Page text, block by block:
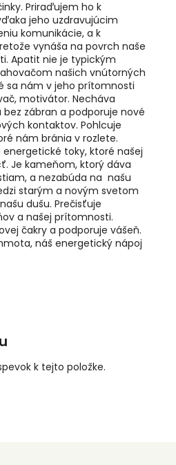
Priraďujem ho k
jeho uzdravujúcim
komunikácie, a k
vynáša na povrch naše
Apatit nie je typickým
našich vnútorných
sa nám v jeho prítomnosti
motivátor. Necháva
zábran a podporuje nové
kontaktov. Pohlcuje
nám bránia v rozlete.
toky, ktoré našej
Je kameňom, ktorý dáva
a nezabúda na našu
starým a novým svetom
dušu. Prečisťuje
a našej prítomnosti.
čakry a podporuje vášeň.
náš energetický nápoj
k tejto položke.